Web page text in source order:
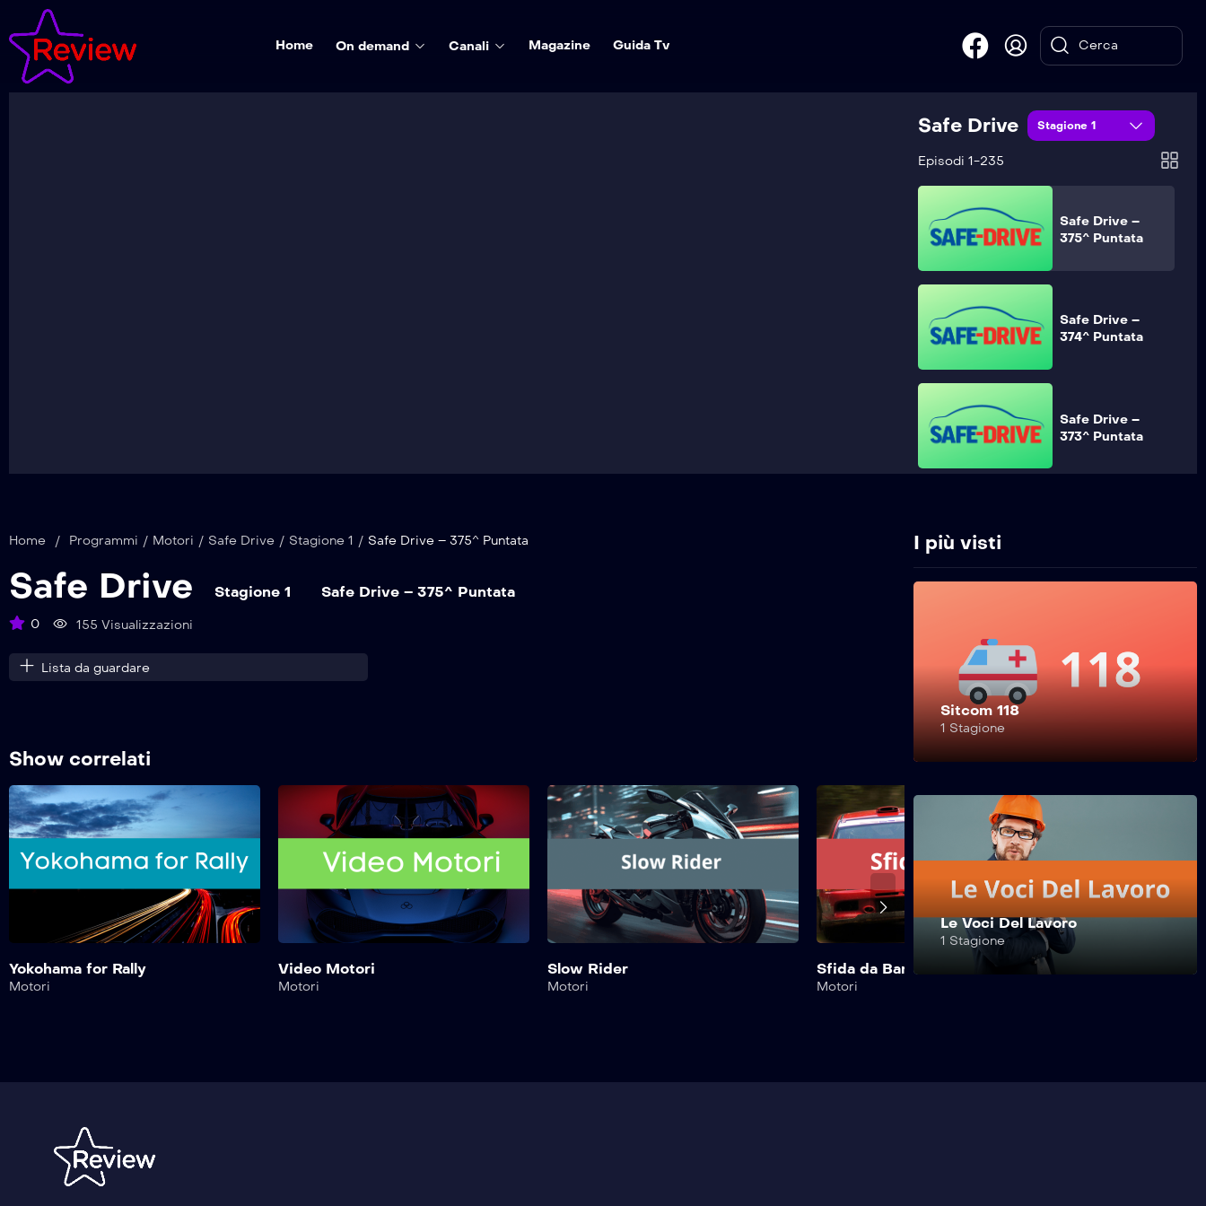
Home On demand Canali Magazine Guida Tv
Safe Drive Stagione 1
Episodi 1-235
Safe Drive –
377^ Puntata
Safe Drive –
376^ Puntata
Safe Drive –
375^ Puntata
Safe Drive –
374^ Puntata
Safe Drive –
373^ Puntata
Safe Drive –
368^ Puntata
Home / Programmi / Motori / Safe Drive / Stagione 1 / Safe Drive – 375^ Puntata
Safe Drive Stagione 1 Safe Drive – 375^ Puntata
0 155 Visualizzazioni
Lista da guardare
Show correlati
Yokohama for Rally
Motori
Video Motori
Motori
Slow Rider
Motori
Sfida da Bar
Motori
Safe Drive
I più visti
Sitcom 118
1 Stagione
Le Voci Del Lavoro
1 Stagione